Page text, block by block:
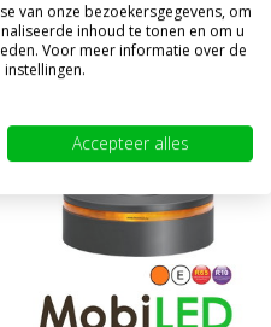
(€57,81 excl. BTW)
van onze bezoekersgegevens, om
inhoud te tonen en om u
Voor meer informatie over de
Accepteer alles